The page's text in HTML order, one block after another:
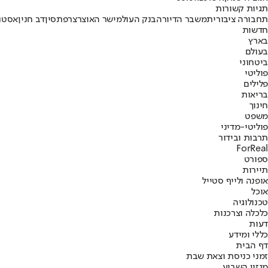
תגיות קשורות
תחבורה ציבוריתמשבר הדיורהבנק העולמישר האוצרצרפתסיןדב חנין
חדשות
בארץ
בעולם
ביטחוני
פוליטי
פלילים
בריאות
חינוך
משפט
פוליטי-מדיני
תרבות ובידור
ForReal
ספורט
תיירות
אופנה ולייף סטייל
אוכל
טכנולוגיה
כלכלה וצרכנות
דעות
כללי ומידע
דף הבית
זמני כניסת וצאת שבת